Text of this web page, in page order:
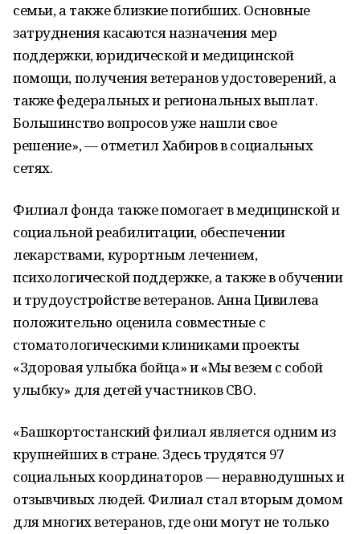
семьи, а также близкие погибших. Основные
затруднения касаются назначения мер
поддержки, юридической и медицинской
помощи, получения ветеранов удостоверений, а
также федеральных и региональных выплат.
Большинство вопросов уже нашли свое
решение», — отметил Хабиров в социальных
сетях.
Филиал фонда также помогает в медицинской и
социальной реабилитации, обеспечении
лекарствами, курортным лечением,
психологической поддержке, а также в обучении
и трудоустройстве ветеранов. Анна Цивилева
положительно оценила совместные с
стоматологическими клиниками проекты
«Здоровая улыбка бойца» и «Мы везем с собой
улыбку» для детей участников СВО.
«Башкортостанский филиал является одним из
крупнейших в стране. Здесь трудятся 97
социальных координаторов — неравнодушных и
отзывчивых людей. Филиал стал вторым домом
для многих ветеранов, где они могут не только